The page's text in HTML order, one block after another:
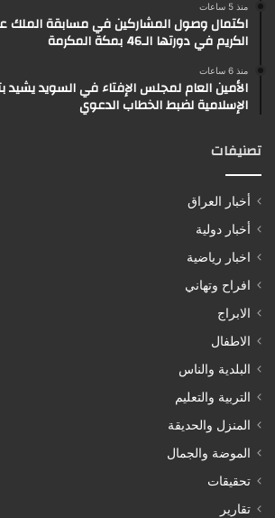
منذ 5 ساعات
اكتمال وصول المشاركين في مسابقة الملك
الكريم في دورتها الـ46 بمكة المكرمة
منذ 6 ساعات
الأمين العام لمجلس الإفتاء في السويد يشيد
الإسلامية لضبط الخطاب الدعوي
تصنيفات
أخبار العراق
أخبار دولية
اخبار رياضية
افراح وتهاني
الابراج
الاطفال
البلدية والناس
التربية والتعليم
المنزل والحديقة
الموضة والجمال
تحقيقات
تقارير